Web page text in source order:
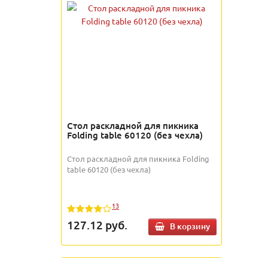
Стол раскладной для пикника
Folding table 60120 (без чехла)
Стол раскладной для пикника Folding
table 60120 (без чехла)
13
127.12 руб. В корзину